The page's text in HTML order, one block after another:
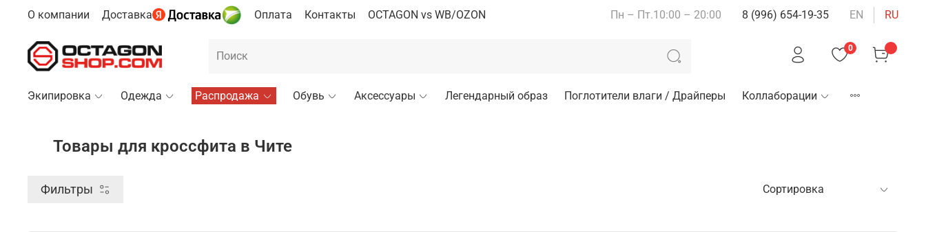
О компании Доставка Оплата Контакты OCTAGON vs WB/OZON Пн – Пт.10:00 – 20:00 8 (996) 654-19-35 EN RU
0
Экипировка Одежда Распродажа Обувь Аксессуары Легендарный образ Поглотители влаги / Драйперы Коллаборации
Товары для кроссфита в Чите
Фильтры